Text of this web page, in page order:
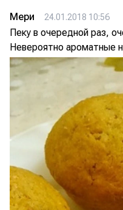
Мери 24.01.2018 10:56
Пеку в очередной раз,
Невероятно ароматные